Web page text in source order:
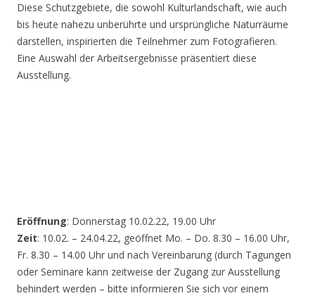
Diese Schutzgebiete, die sowohl Kulturlandschaft, wie auch
bis heute nahezu unberührte und ursprüngliche Naturräume
darstellen, inspirierten die Teilnehmer zum Fotografieren.
Eine Auswahl der Arbeitsergebnisse präsentiert diese
Ausstellung.
Eröffnung: Donnerstag 10.02.22, 19.00 Uhr
Zeit: 10.02. – 24.04.22, geöffnet Mo. – Do. 8.30 – 16.00 Uhr,
Fr. 8.30 – 14.00 Uhr und nach Vereinbarung (durch Tagungen
oder Seminare kann zeitweise der Zugang zur Ausstellung
behindert werden – bitte informieren Sie sich vor einem